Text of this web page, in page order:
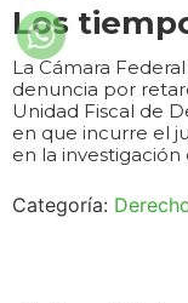
Los
La Cámara
denuncia por
Unidad Fiscal de
en que incurre el
en la
Categoría: